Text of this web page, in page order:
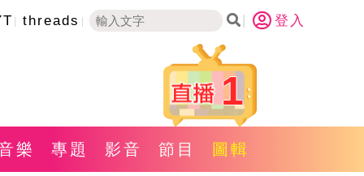
threads 登入
1
樂 專題 影音 節目 圖輯